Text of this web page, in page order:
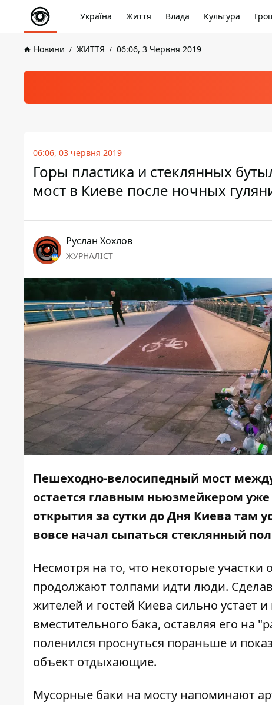
Україна Життя Влада Культура
Новини ЖИТТЯ 06:06, 3 Червня 2019
06:06, 03 червня 2019
Горы пластика и стеклянных
мост в Киеве после ночных
Руслан Хохлов
ЖУРНАЛІСТ
Пешеходно-велосипедный мост
остается главным ньюзмейкером
открытия за сутки до Дня Киева там
вовсе начал сыпаться стеклянный пол
Несмотря на то, что некоторые
продолжают толпами идти люди.
жителей и гостей Киева сильно устает
вместительного бака, оставляя его на
поленился проснуться пораньше и
объект отдыхающие.
Мусорные баки на мосту напоминают